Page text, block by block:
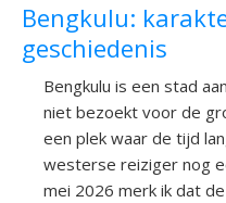
Bengkulu:
geschiedenis
Bengkulu is een stad
niet bezoekt voor de
een plek waar de tijd
westerse reiziger nog
mei 2026 merk ik dat